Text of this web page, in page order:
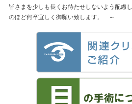
皆さまを少しも長くお待たせしないよう配慮
のほど何卒宜しく御願い致します。 ～